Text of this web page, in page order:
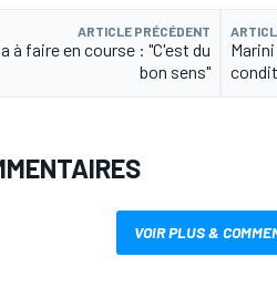
ARTICLE PRÉCÉDENT
à faire en course : "C'est du
bon sens"
VOIR PLUS &